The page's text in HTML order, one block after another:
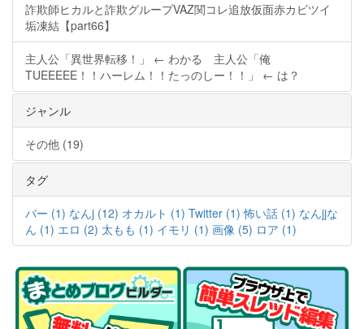
詐欺師ヒカルと詐欺グループVAZ関コレ追放仮面赤カビツイ
垢凍結【part66】
主人公「異世界転移！」 ← わかる 主人公「俺
TUEEEEE！！ハーレム！！たっのしー！！」 ← は？
ジャンル
その他 (19)
タグ
バー (1) なんj (12) オカルト (1) Twitter (1) 怖い話 (1) なんjjな
ん (1) エロ (2) 太もも (1) イモリ (1) 画像 (5) ロア (1)